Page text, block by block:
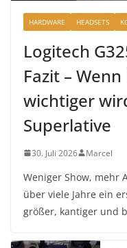
HARDWARE HEADSETS
Logitech
Fazit –
wichtiger
Superlative
30. Juli 2026 Marcel
Weniger Show, mehr
über viele Jahre ein
größer, kantiger und